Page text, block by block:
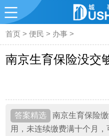
首页 >便民 > 办事 >
南京生育保险没交
南京生育保险
用，未连续缴费满十个月